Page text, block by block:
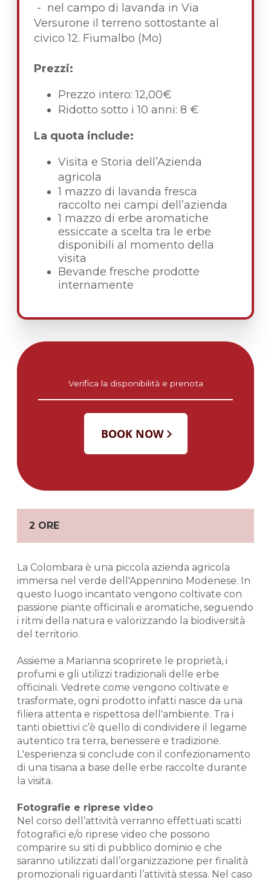
- nel campo di lavanda in Via
Versurone il terreno sottostante al
civico 12. Fiumalbo (Mo)
Prezzi:
Prezzo intero: 12,00€
Ridotto sotto i 10 anni: 8 €
La quota include:
Visita e Storia dell’Azienda
agricola
1 mazzo di lavanda fresca
raccolto nei campi dell’azienda
1 mazzo di erbe aromatiche
essiccate a scelta tra le erbe
disponibili al momento della
visita
Bevande fresche prodotte
internamente
Verifica la disponibilità e prenota
2 ORE
La Colombara è una piccola azienda agricola
immersa nel verde dell'Appennino Modenese. In
questo luogo incantato vengono coltivate con
passione piante officinali e aromatiche, seguendo
i ritmi della natura e valorizzando la biodiversità
del territorio.
Assieme a Marianna scoprirete le proprietà, i
profumi e gli utilizzi tradizionali delle erbe
officinali. Vedrete come vengono coltivate e
trasformate, ogni prodotto infatti nasce da una
filiera attenta e rispettosa dell'ambiente. Tra i
tanti obiettivi c’è quello di condividere il legame
autentico tra terra, benessere e tradizione.
L'esperienza si conclude con il confezionamento
di una tisana a base delle erbe raccolte durante
la visita.
Fotografie e riprese video
Nel corso dell’attività verranno effettuati scatti
fotografici e/o riprese video che possono
comparire su siti di pubblico dominio e che
saranno utilizzati dall’organizzazione per finalità
promozionali riguardanti l’attività stessa. Nel caso